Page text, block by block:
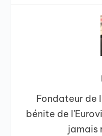
Fondateur de
bénite de
jamais